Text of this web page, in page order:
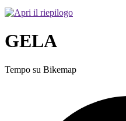
GELA
Tempo su Bikemap